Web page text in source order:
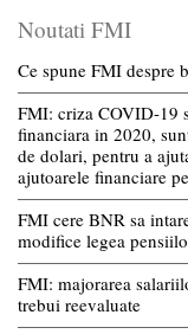
Noutati FMI
Ce spune FMI despre
FMI: criza COVID-19
financiara in 2020,
de dolari, pentru a
ajutoarele financiare
FMI cere BNR sa
modifice legea
FMI: majorarea
trebui reevaluate